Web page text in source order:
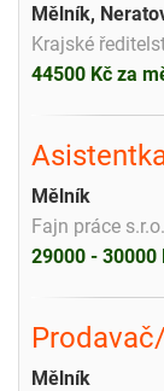
Mělník,
Krajské
44500 Kč za
Mělník
Fajn práce s.r.o.
29000 - 30000
Mělník